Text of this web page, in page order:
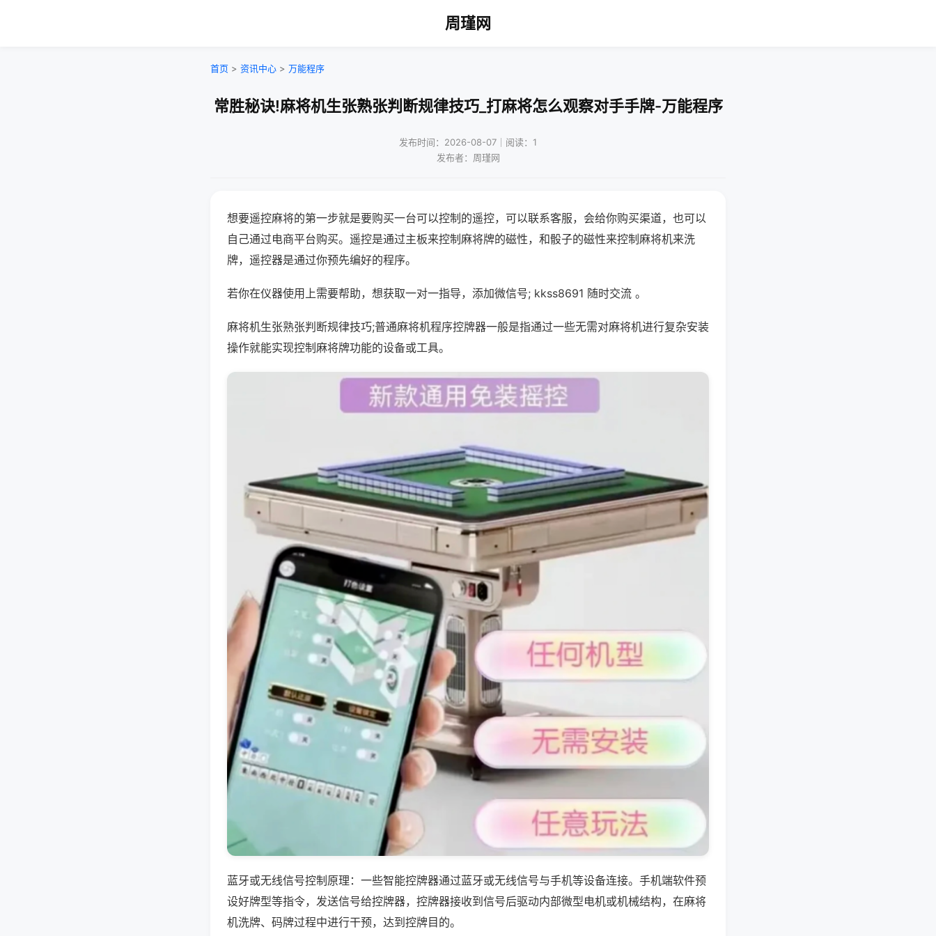
周瑾网
首页 > 资讯中心 > 万能程序
常胜秘诀!麻将机生张熟张判断规律技巧_打麻将怎么观察对手手牌-万能程序
发布时间：2026-08-07｜阅读：1
发布者：周瑾网
想要遥控麻将的第一步就是要购买一台可以控制的遥控，可以联系客服，会给你购买渠道，也可以
自己通过电商平台购买。遥控是通过主板来控制麻将牌的磁性，和骰子的磁性来控制麻将机来洗
牌，遥控器是通过你预先编好的程序。
若你在仪器使用上需要帮助，想获取一对一指导，添加微信号; kkss8691 随时交流 。
麻将机生张熟张判断规律技巧;普通麻将机程序控牌器一般是指通过一些无需对麻将机进行复杂安装
操作就能实现控制麻将牌功能的设备或工具。
蓝牙或无线信号控制原理：一些智能控牌器通过蓝牙或无线信号与手机等设备连接。手机端软件预
设好牌型等指令，发送信号给控牌器，控牌器接收到信号后驱动内部微型电机或机械结构，在麻将
机洗牌、码牌过程中进行干预，达到控牌目的。